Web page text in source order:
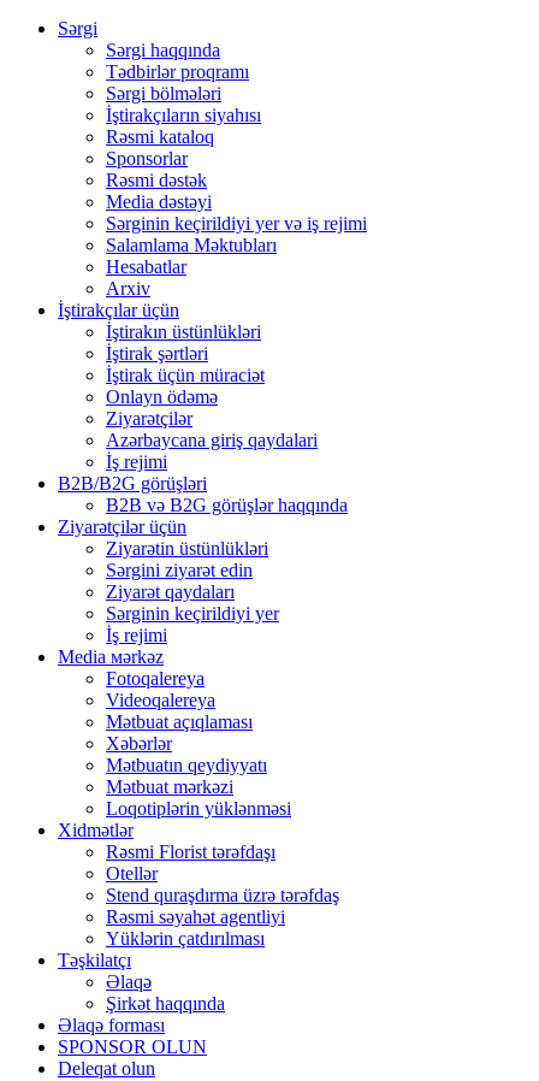
Sərgi
Sərgi haqqında
Tədbirlər proqramı
Sərgi bölmələri
İştirakçıların siyahısı
Rəsmi kataloq
Sponsorlar
Rəsmi dəstək
Media dəstəyi
Sərginin keçirildiyi yer və iş rejimi
Salamlama Məktubları
Hesabatlar
Arxiv
İştirakçılar üçün
İştirakın üstünlükləri
İştirak şərtləri
İştirak üçün müraciət
Onlayn ödəmə
Ziyarətçilər
Azərbaycana giriş qaydalari
İş rejimi
B2B/B2G görüşləri
B2B və B2G görüşlər haqqında
Ziyarətçilər üçün
Ziyarətin üstünlükləri
Sərgini ziyarət edin
Ziyarət qaydaları
Sərginin keçirildiyi yer
İş rejimi
Media мərkəz
Fotoqalereya
Videoqalereya
Mətbuat açıqlaması
Xəbərlər
Mətbuatın qeydiyyatı
Mətbuat mərkəzi
Loqotiplərin yüklənməsi
Xidmətlər
Rəsmi Florist tərəfdaşı
Otellər
Stend quraşdırma üzrə tərəfdaş
Rəsmi səyahət agentliyi
Yüklərin çatdırılması
Təşkilatçı
Əlaqə
Şirkət haqqında
Əlaqə forması
SPONSOR OLUN
Deleqat olun